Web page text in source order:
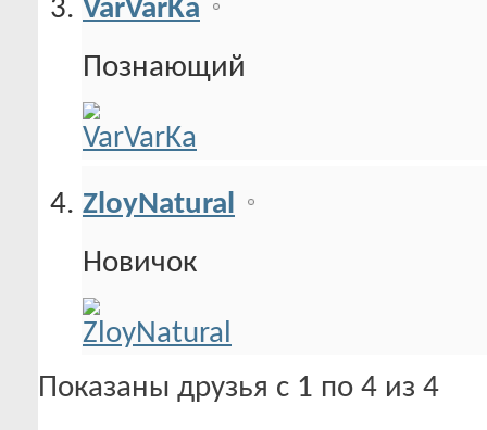
VarVarKa
Познающий
ZloyNatural
Новичок
Показаны друзья с 1 по 4 из 4